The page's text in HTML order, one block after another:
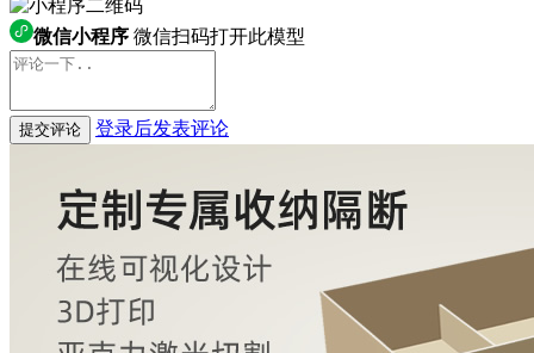
微信小程序 微信扫码打开此模型
提交评论 登录后发表评论